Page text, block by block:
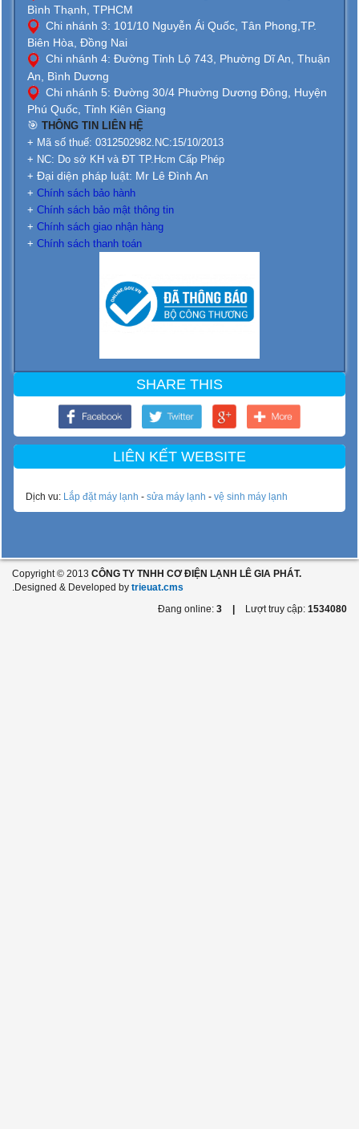
Bình Thạnh, TPHCM
Chi nhánh 3: 101/10 Nguyễn Ái Quốc, Tân Phong,TP.
Biên Hòa, Đồng Nai
Chi nhánh 4: Đường Tỉnh Lộ 743, Phường Dĩ An, Thuận
An, Bình Dương
Chi nhánh 5: Đường 30/4 Phường Dương Đông, Huyện
Phú Quốc, Tỉnh Kiên Giang
🎯 THÔNG TIN LIÊN HỆ
+ Mã số thuế: 0312502982.NC:15/10/2013
+ NC: Do sở KH và ĐT TP.Hcm Cấp Phép
+ Đại diện pháp luật: Mr Lê Đình An
+ Chính sách bảo hành
+ Chính sách bảo mật thông tin
+ Chính sách giao nhận hàng
+ Chính sách thanh toán
SHARE THIS
LIÊN KẾT WEBSITE
Dịch vu: Lắp đặt máy lạnh - sửa máy lạnh - vệ sinh máy lạnh
Copyright © 2013 CÔNG TY TNHH CƠ ĐIỆN LẠNH LÊ GIA PHÁT.
.Designed & Developed by trieuat.cms
Đang online: 3 Lượt truy cập: 1534080